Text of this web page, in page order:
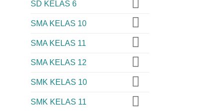
SD KELAS 6
SMA KELAS 10
SMA KELAS 11
SMA KELAS 12
SMK KELAS 10
SMK KELAS 11